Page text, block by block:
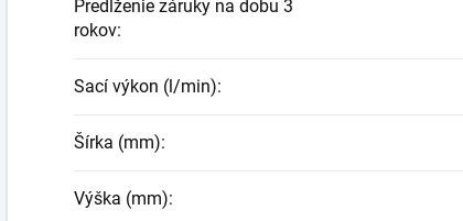
Predĺženie záruky na dobu 3
rokov:
Sací výkon (l/min):
Šírka (mm):
Výška (mm):